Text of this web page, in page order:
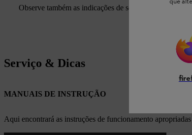
Observe também as indicações de segurança no
Serviço & Dicas
MANUAIS DE INSTRUÇÃO
Aqui encontrará as instruções de funcionamento